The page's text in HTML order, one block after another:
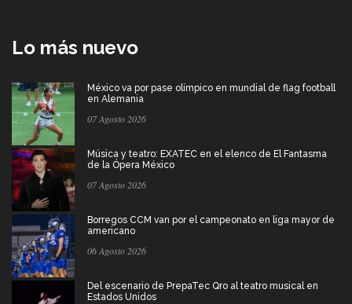
Lo más nuevo
México va por pase olímpico en mundial de flag football
en Alemania
07 Agosto 2026
Música y teatro: EXATEC en el elenco de El Fantasma
de la Ópera México
07 Agosto 2026
Borregos CCM van por el campeonato en liga mayor de
americano
06 Agosto 2026
Del escenario de PrepaTec Qro al teatro musical en
Estados Unidos